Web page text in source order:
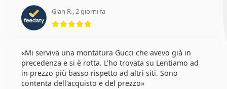
Gian R., 2 giorni fa
Mi serviva una montatura Gucci che avevo già in
precedenza e si è rotta. L'ho trovata su Lentiamo ad
in prezzo più basso rispetto ad altri siti. Sono
contenta dell'acquisto e del prezzo